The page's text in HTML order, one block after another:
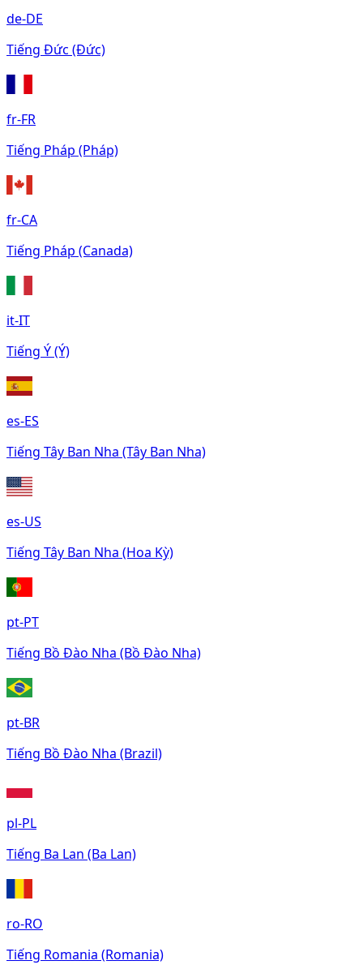
de-DE
Tiếng Đức (Đức)
fr-FR
Tiếng Pháp (Pháp)
fr-CA
Tiếng Pháp (Canada)
it-IT
Tiếng Ý (Ý)
es-ES
Tiếng Tây Ban Nha (Tây Ban Nha)
es-US
Tiếng Tây Ban Nha (Hoa Kỳ)
pt-PT
Tiếng Bồ Đào Nha (Bồ Đào Nha)
pt-BR
Tiếng Bồ Đào Nha (Brazil)
pl-PL
Tiếng Ba Lan (Ba Lan)
ro-RO
Tiếng Romania (Romania)